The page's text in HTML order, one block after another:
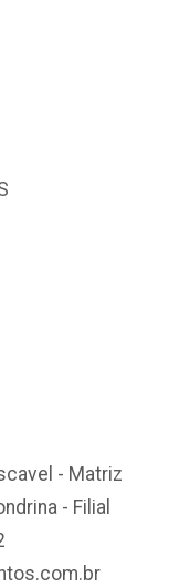
- Matriz
- Filial